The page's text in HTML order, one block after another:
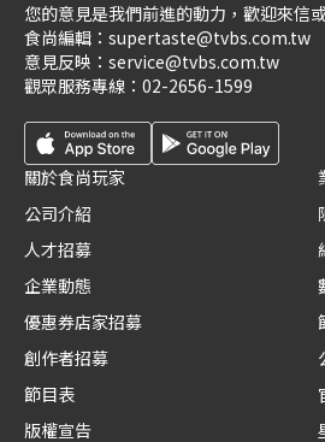
您的意見是我們前進的動力，歡迎來信
食尚編輯： supertaste@tvbs.com.tw
意見反映： service@tvbs.com.tw
觀眾服務專線： 02-2656-1599
關於食尚玩家
公司介紹
人才招募
企業動態
優惠券店家招募
創作者招募
節目表
版權宣告